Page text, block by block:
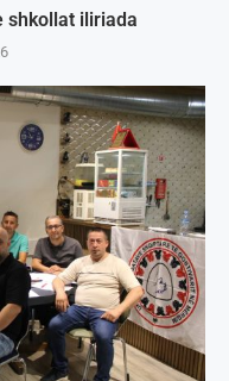
shkollat iliriada